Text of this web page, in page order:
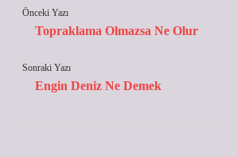
Önceki Yazı
Topraklama Olmazsa Ne Olur
Sonraki Yazı
Engin Deniz Ne Demek